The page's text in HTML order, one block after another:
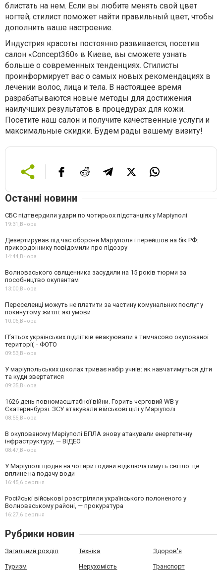
блистать на нем. Если вы любите менять свой цвет
ногтей, стилист поможет найти правильный цвет, чтобы
дополнить ваше настроение.
Индустрия красоты постоянно развивается, посетив
салон «Concept360» в Киеве, вы сможете узнать
больше о современных тенденциях. Стилисты
проинформирует вас о самых новых рекомендациях в
лечении волос, лица и тела. В настоящее время
разрабатываются новые методы для достижения
наилучших результатов в процедурах для кожи.
Посетите наш салон и получите качественные услуги и
максимальные скидки. Будем рады вашему визиту!
Останні новини
СБС підтвердили удари по чотирьох підстанціях у Маріуполі
19:31,Вчора
Дезертирував під час оборони Маріуполя і перейшов на бік РФ:
прикордоннику повідомили про підозру
14:44,Вчора
Волноваського священника засудили на 15 років тюрми за
пособництво окупантам
13:00,Вчора
Переселенці можуть не платити за частину комунальних послуг у
покинутому житлі: які умови
10:06,Вчора
П’ятьох українських підлітків евакуювали з тимчасово окупованої
території, - ФОТО
09:53,Вчора
У маріупольських школах триває набір учнів: як навчатимуться діти
та куди звертатися
09:35,Вчора
1626 день повномасштабної війни. Горить черговий WB у
Єкатеринбурзі. ЗСУ атакували військові цілі у Маріуполі
08:55,Вчора
В окупованому Маріуполі БПЛА знову атакували енергетичну
інфраструктуру, — ВІДЕО
08:47,Вчора
У Маріуполі щодня на чотири години відключатимуть світло: це
вплине на подачу води
16:45,6 серпня
Російські військові розстріляли українського полоненого у
Волноваському районі, — прокуратура
16:27,6 серпня
Рубрики новин
Загальний розділ Техніка Здоров'я
Туризм Нерухомість Транспорт